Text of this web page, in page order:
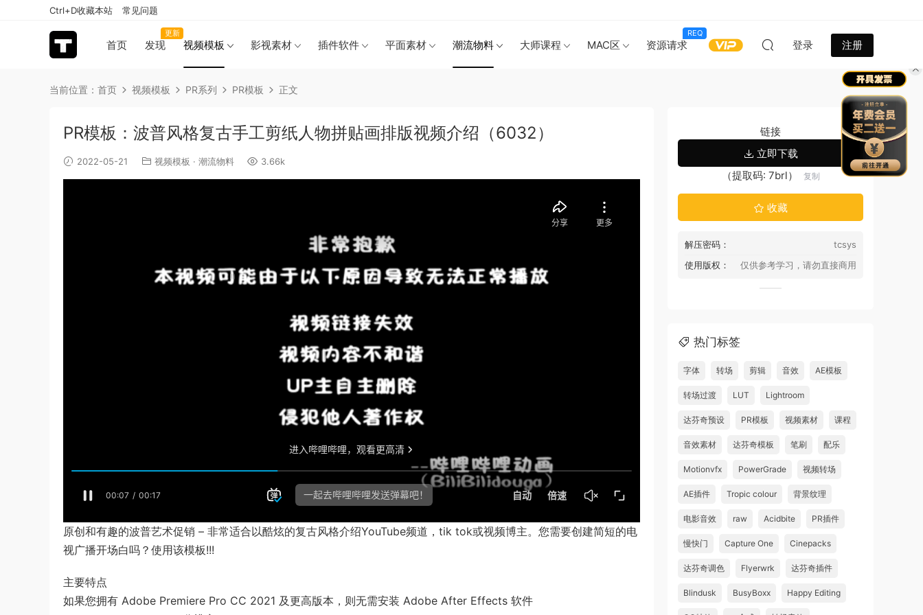
首页 发现
更新
视频模板 影视素材 插件软件 平面素材 潮流物料 大师课程 MAC区 资源请求
REQ
登录 注册
Ctrl+D收藏本站 常见问题
当前位置： 首页 视频模板 PR系列 PR模板 正文
PR模板：波普风格复古手工剪纸人物拼贴画排版视频介绍（6032）
2022-05-21 视频模板 · 潮流物料 3.66k
原创和有趣的波普艺术促销 – 非常适合以酷炫的复古风格介绍YouTube频道，tik tok或视频博主。您需要创建简短的电
视广播开场白吗？使用该模板!!!
主要特点
如果您拥有 Adobe Premiere Pro CC 2021 及更高版本，则无需安装 Adobe After Effects 软件
链接
立即下载
（提取码: 7brl）
复制
收藏
解压密码：
tcsys
使用版权：
仅供参考学习，请勿直接商用
热门标签
字体 转场 剪辑 音效 AE模板
转场过渡 LUT Lightroom
达芬奇预设 PR模板 视频素材 课程
音效素材 达芬奇模板 笔刷 配乐
Motionvfx PowerGrade 视频转场
AE插件 Tropic colour 背景纹理
电影音效 raw Acidbite PR插件
慢快门 Capture One Cinepacks
达芬奇调色 Flyerwrk 达芬奇插件
Blindusk BusyBoxx Happy Editing